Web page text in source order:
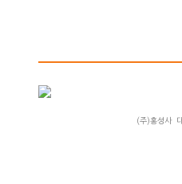
(주)홍성사